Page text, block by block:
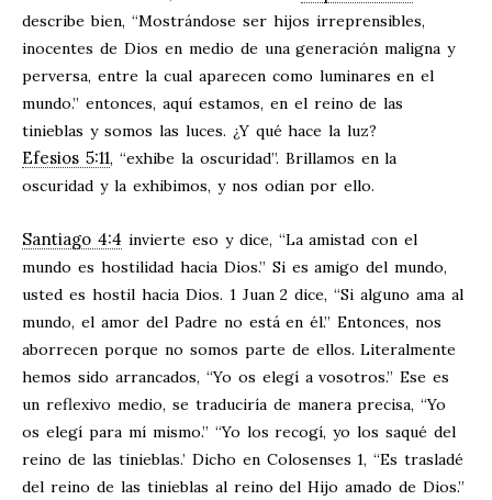
describe bien, “Mostrándose ser hijos irreprensibles,
inocentes de Dios en medio de una generación maligna y
perversa, entre la cual aparecen como luminares en el
mundo.” entonces, aquí estamos, en el reino de las
tinieblas y somos las luces. ¿Y qué hace la luz?
Efesios 5:11, “exhibe la oscuridad”. Brillamos en la
oscuridad y la exhibimos, y nos odian por ello.
Santiago 4:4 invierte eso y dice, “La amistad con el
mundo es hostilidad hacia Dios.” Si es amigo del mundo,
usted es hostil hacia Dios. 1 Juan 2 dice, “Si alguno ama al
mundo, el amor del Padre no está en él.” Entonces, nos
aborrecen porque no somos parte de ellos. Literalmente
hemos sido arrancados, “Yo os elegí a vosotros.” Ese es
un reflexivo medio, se traduciría de manera precisa, “Yo
os elegí para mí mismo.” “Yo los recogí, yo los saqué del
reino de las tinieblas.’ Dicho en Colosenses 1, “Es trasladé
del reino de las tinieblas al reino del Hijo amado de Dios.”